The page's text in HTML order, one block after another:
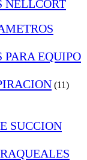
NELLCORT
EQUIPO
(11)
SUCCION